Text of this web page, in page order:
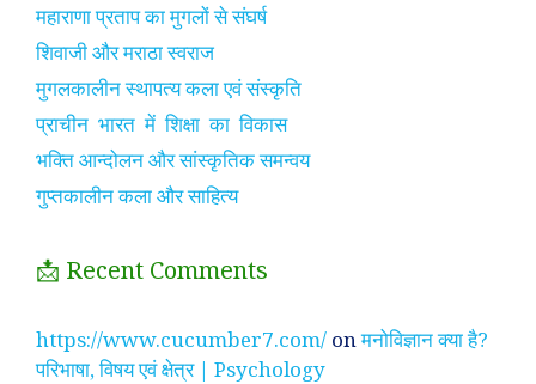
महाराणा प्रताप का मुगलों से संघर्ष
शिवाजी और मराठा स्वराज
मुगलकालीन स्थापत्य कला एवं संस्कृति
प्राचीन भारत में शिक्षा का विकास
भक्ति आन्दोलन और सांस्कृतिक समन्वय
गुप्तकालीन कला और साहित्य
📩 Recent Comments
https://www.cucumber7.com/ onमनोविज्ञान क्या है?
परिभाषा, विषय एवं क्षेत्र | Psychology